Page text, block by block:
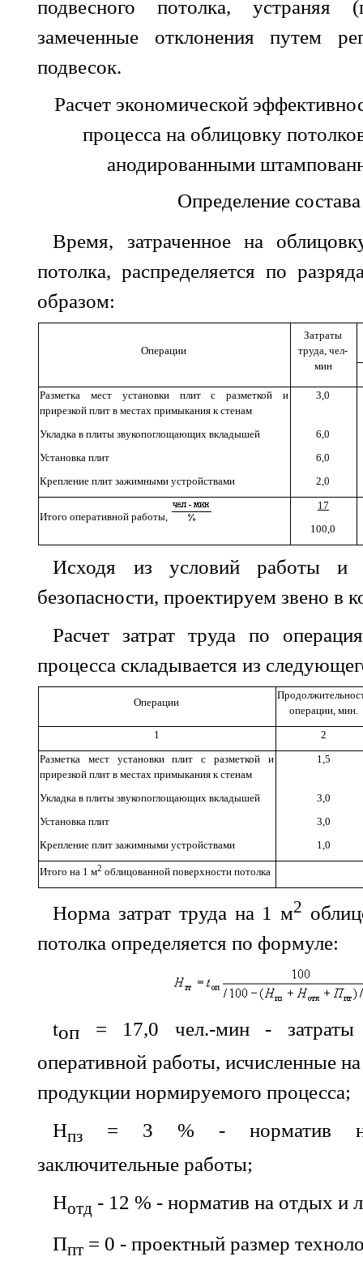
подвесного потолка, устраняя
замеченные отклонения путем
подвесок.
Расчет экономической
процесса на облицовку
анодированными
Определение
Время, затраченное на
потолка, распределяется по
образом:
Операции
Затраты
труда, чел-
мин
Разметка мест установки плит с разметкой и
прирезкой плит в местах примыкания к стенам
3,0
Укладка в плиты звукопоглощающих вкладышей
6,0
Установка плит
6,0
Крепление плит зажимными устройствами
2,0
Итого оперативной работы,
17
100,0
Исходя из условий работы и
безопасности, проектируем звено в
Расчет затрат труда по
процесса складывается из
Операции
операции, мин.
1
2
Разметка мест установки плит с разметкой и
прирезкой плит в местах примыкания к стенам
1,5
Укладка в плиты звукопоглощающих вкладышей
3,0
Установка плит
3,0
Крепление плит зажимными устройствами
1,0
Итого на 1 м2 облицованной поверхности потолка
Норма затрат труда на 1 м2
потолка определяется по формуле:
tоп = 17,0 чел.-мин - затраты
оперативной работы, исчисленные
продукции нормируемого процесса;
Нпз = 3 % - норматив на
заключительные работы;
Нотд - 12 % - норматив на отдых и
Ппт = 0 - проектный размер